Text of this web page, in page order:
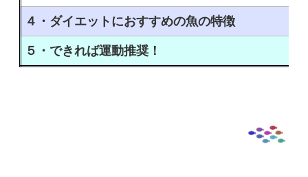
４・ダイエットにおすすめの魚の特徴
５・できれば運動推奨！